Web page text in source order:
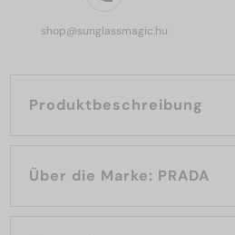
shop@sunglassmagic.hu
Produktbeschreibung
Über die Marke: PRADA